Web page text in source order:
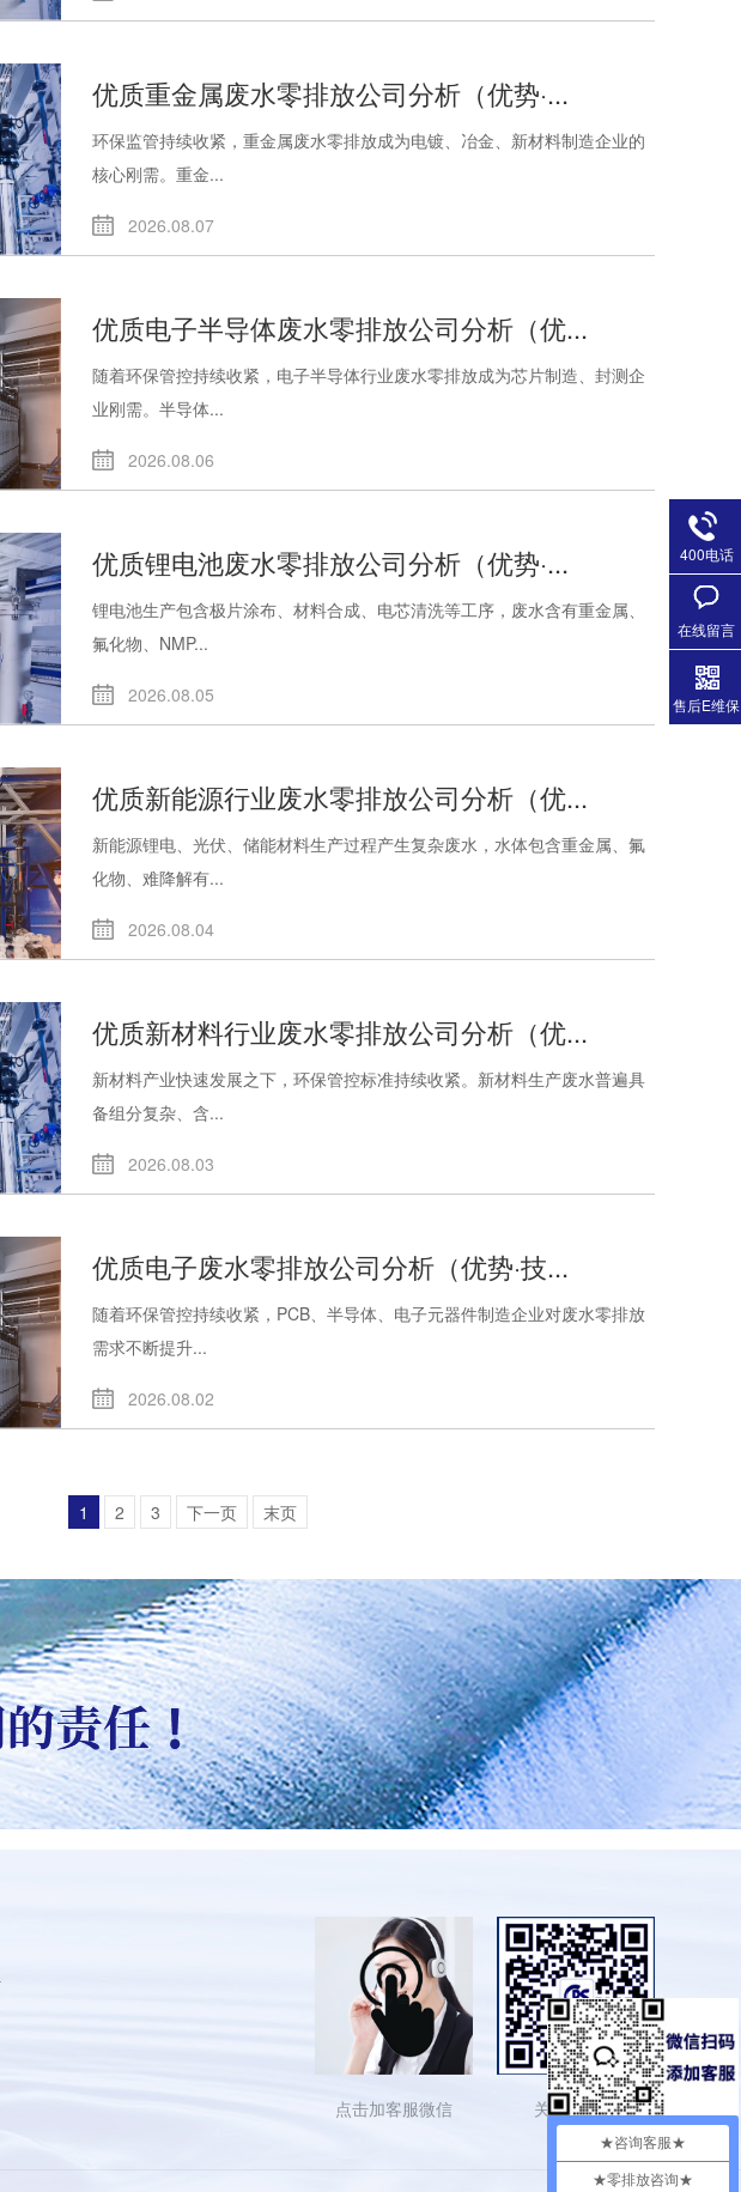
优质重金属废水零排放公司分析（优势·...
环保监管持续收紧，重金属废水零排放成为电镀、冶金、新材料制造企业的
核心刚需。重金...
2026.08.07
优质电子半导体废水零排放公司分析（优...
随着环保管控持续收紧，电子半导体行业废水零排放成为芯片制造、封测企
业刚需。半导体...
2026.08.06
优质锂电池废水零排放公司分析（优势·...
锂电池生产包含极片涂布、材料合成、电芯清洗等工序，废水含有重金属、
氟化物、NMP...
2026.08.05
优质新能源行业废水零排放公司分析（优...
新能源锂电、光伏、储能材料生产过程产生复杂废水，水体包含重金属、氟
化物、难降解有...
2026.08.04
优质新材料行业废水零排放公司分析（优...
新材料产业快速发展之下，环保管控标准持续收紧。新材料生产废水普遍具
备组分复杂、含...
2026.08.03
优质电子废水零排放公司分析（优势·技...
随着环保管控持续收紧，PCB、半导体、电子元器件制造企业对废水零排放
需求不断提升...
2026.08.02
1 2 3 下一页 末页
点击加客服微信 关注依斯倍
400电话
在线留言
售后E维保
★咨询客服★
★零排放咨询★